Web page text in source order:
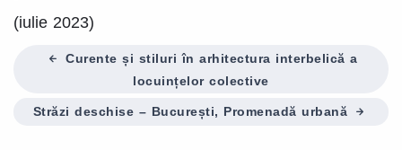
(iulie 2023)
Curente și stiluri în arhitectura interbelică a
locuințelor colective
Străzi deschise – București, Promenadă urbană